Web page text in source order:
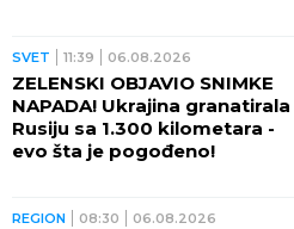
SVET 11:39 06.08.2026
ZELENSKI OBJAVIO SNIMKE
NAPADA! Ukrajina granatirala
Rusiju sa 1.300 kilometara -
evo šta je pogođeno!
REGION 08:30 06.08.2026